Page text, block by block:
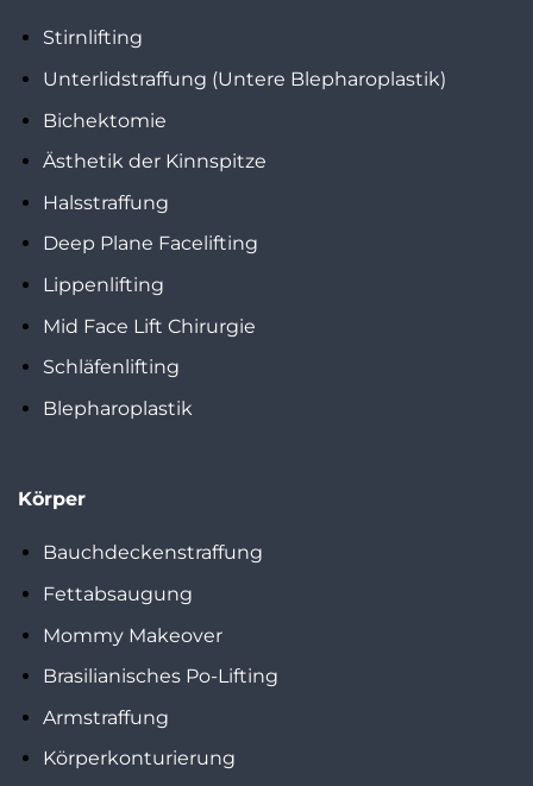
Stirnlifting
Unterlidstraffung (Untere Blepharoplastik)
Bichektomie
Ästhetik der Kinnspitze
Halsstraffung
Deep Plane Facelifting
Lippenlifting
Mid Face Lift Chirurgie
Schläfenlifting
Blepharoplastik
Körper
Bauchdeckenstraffung
Fettabsaugung
Mommy Makeover
Brasilianisches Po-Lifting
Armstraffung
Körperkonturierung